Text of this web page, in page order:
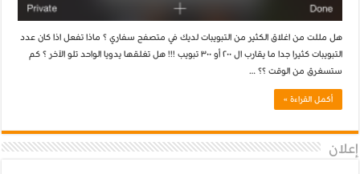
هل مللت من اغلاق الكثير من التبويبات لديك في متصفح سفاري ؟ ماذا تفعل اذا كان عدد
التبويبات كثيرا جدا ما يقارب ال ٢٠٠ أو ٣٠٠ تبويب !!! هل تغلقها يدويا الواحد تلو الآخر ؟ كم
ستسغرق من الوقت ؟؟ …
أكمل القراءة »
إعلان